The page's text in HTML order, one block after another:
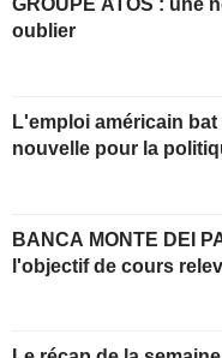
GROUPE ATOS : une nouvelle année à
oublier
L'emploi américain
nouvelle pour la
BANCA MONTE DEI
l'objectif de cours